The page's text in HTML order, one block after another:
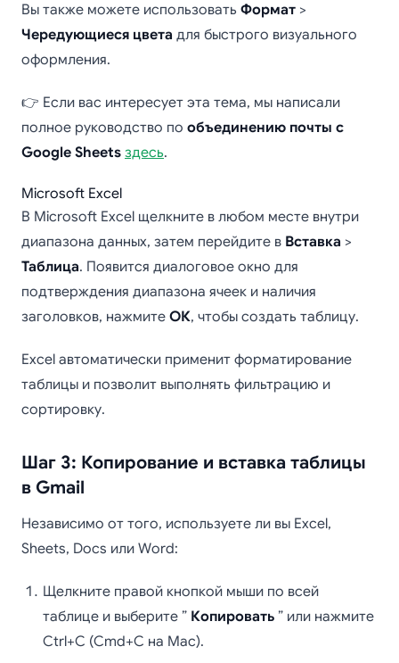
Вы также можете использовать Формат >
Чередующиеся цвета для быстрого визуального
оформления.
👉 Если вас интересует эта тема, мы написали
полное руководство по объединению почты с
Google Sheets здесь.
Microsoft Excel
В Microsoft Excel щелкните в любом месте внутри
диапазона данных, затем перейдите в Вставка >
Таблица. Появится диалоговое окно для
подтверждения диапазона ячеек и наличия
заголовков, нажмите ОК, чтобы создать таблицу.
Excel автоматически применит форматирование
таблицы и позволит выполнять фильтрацию и
сортировку.
Шаг 3: Копирование и вставка таблицы
в Gmail
Независимо от того, используете ли вы Excel,
Sheets, Docs или Word:
Щелкните правой кнопкой мыши по всей
таблице и выберите ” Копировать ” или нажмите
Ctrl+C (Cmd+C на Mac).